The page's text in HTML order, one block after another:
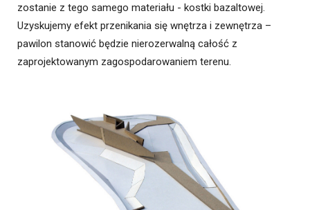
zostanie z tego samego materiału - kostki bazaltowej.
Uzyskujemy efekt przenikania się wnętrza i zewnętrza –
pawilon stanowić będzie nierozerwalną całość z
zaprojektowanym zagospodarowaniem terenu.